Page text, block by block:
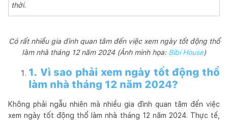
thời.
Có rất nhiều gia đình quan tâm đến việc xem ngày tốt động thổ
làm nhà tháng 12 năm 2024 (Ảnh minh họa: Bibi House)
1. Vì sao phải xem ngày tốt động thổ
làm nhà tháng 12 năm 2024?
Không phải ngẫu nhiên mà nhiều gia đình quan tâm đến việc
xem ngày tốt động thổ làm nhà tháng 12 năm 2024. Thực tế,